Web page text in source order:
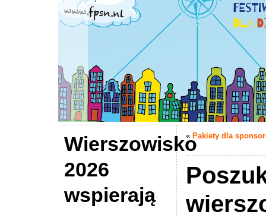
Wierszowisko
2026
wspierają
« Pakiety dla